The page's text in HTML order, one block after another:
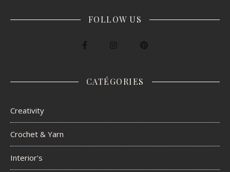
FOLLOW US
CATÉGORIES
Creativity
Crochet & Yarn
Interior's